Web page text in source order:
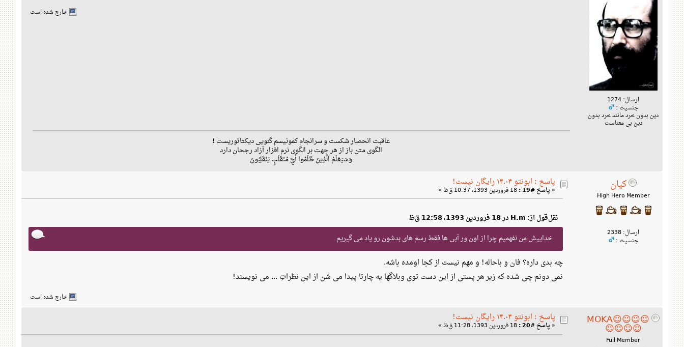
ارسال: 1274
جنسیت :
دین بدون خرد مانند خرد بدون
دین بی معناست
خارج شده است
عاقبت انحصار شکست و سرانجام کمونیسم گنویی دیکتاتوریست !
الگوی متن باز از هر جهت بر الگوی نرم افزار آزاد رجحان دارد
وَسَيَعْلَمُ الَّذِينَ ظَلَمُوا أَيَّ مُنْقَلَبٍ يَنْقَلِبُونَ
کیان
High Hero Member
ارسال: 2338
جنسیت :
پاسخ : ابونتو ۱۴.۰۴ رایگان نیست!
« پاسخ #19 :
نقل‌قول از: H.m در 18 فروردین 1393، 12:58 ق‌ظ
خداییش من نفهمیم چرا از اون ور آبی ها فقط رسم های بدشون رو یاد می گیریم
چه بدی داره؟ فان و باحاله! و مهم نیست از کجا اومده باشه.
نمی دونم چی شده که زیر هر پستی از این دست توی وبلاگها یه چارتا پیدا می شن از این نظراتِ ... می نویسند!
خارج شده است
☺☺☺☺MOKA
☺☺☺☺
Full Member
پاسخ : ابونتو ۱۴.۰۴ رایگان نیست!
« پاسخ #20 :